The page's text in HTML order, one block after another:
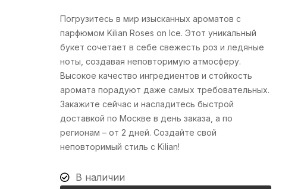
Погрузитесь в мир изысканных ароматов с
парфюмом Kilian Roses on Ice. Этот уникальный
букет сочетает в себе свежесть роз и ледяные
ноты, создавая неповторимую атмосферу.
Высокое качество ингредиентов и стойкость
аромата порадуют даже самых требовательных.
Закажите сейчас и насладитесь быстрой
доставкой по Москве в день заказа, а по
регионам – от 2 дней. Создайте свой
неповторимый стиль с Kilian!
В наличии